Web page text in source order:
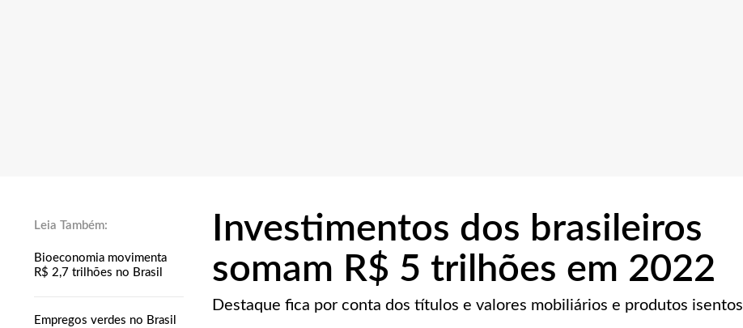
Bioeconomia movimenta
R$ 2,7 trilhões no Brasil
Empregos verdes no Brasil
Investimentos dos brasileiros
somam R$ 5 trilhões em 2022
Destaque fica por conta dos títulos e valores mobiliários e produtos isentos